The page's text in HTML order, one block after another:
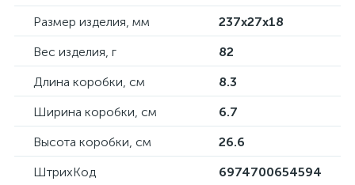
Размер изделия, мм
237х27х18
Вес изделия, г
82
Длина коробки, см
8.3
Ширина коробки, см
6.7
Высота коробки, см
26.6
ШтрихКод
6974700654594